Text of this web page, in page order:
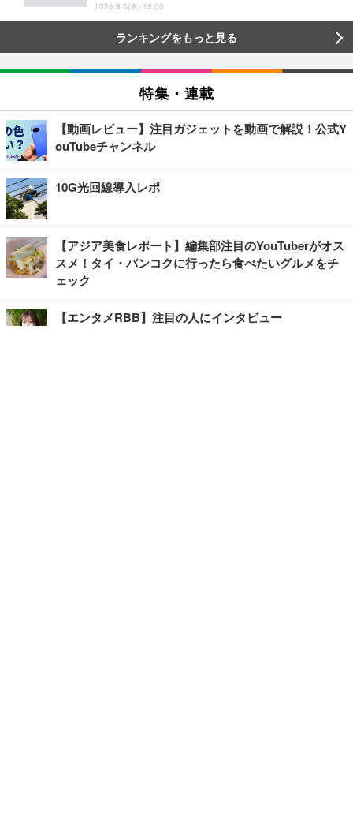
2026.8.6(木) 13:00
ランキングをもっと見る
特集・連載
【動画レビュー】注目ガジェットを動画で解説！公式Y
ouTubeチャンネル
10G光回線導入レポ
【アジア美食レポート】編集部注目のYouTuberがオス
スメ！タイ・バンコクに行ったら食べたいグルメをチ
ェック
【エンタメRBB】注目の人にインタビュー